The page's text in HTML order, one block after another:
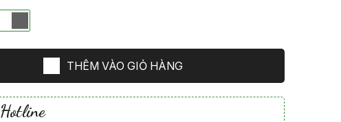
THÊM VÀO GIỎ HÀNG
Hotline